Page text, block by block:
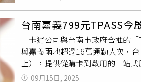
大的他，因童年剝花生的記憶而
美展佳作、台中大墩國際美展入
年10月，曾慶棟以最新花生雕刻
料因逼真得像真花生，被日本海
時程。所幸海關最終確認為雕刻
有37件作品入選，《似真是假》
台南嘉義799元TPASS
一卡通公司與台南市政府合推的
與嘉義兩地超過16萬通勤人次，
止），提供從購卡到啟用的一站
12月31日止，搭乘客運、公車、
09月15日, 2025